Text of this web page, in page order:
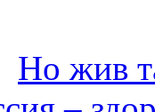
Но жив